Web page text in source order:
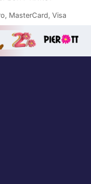
MasterCard, Visa